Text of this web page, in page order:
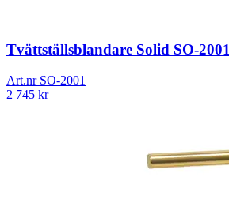
Tvättställsblandare Solid SO-2001
Art.nr SO-2001
2 745 kr